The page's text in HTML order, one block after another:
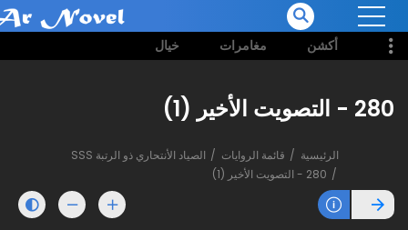
أكشن مغامرات خيال
280 - التصويت الأخير (1)
الرئيسية قائمة الروايات
الصياد الأنتحاري ذو الرتبة SSS